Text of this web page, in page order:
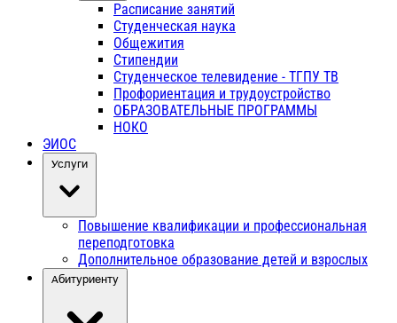
Расписание занятий
Студенческая наука
Общежития
Стипендии
Студенческое телевидение - ТГПУ ТВ
Профориентация и трудоустройство
ОБРАЗОВАТЕЛЬНЫЕ ПРОГРАММЫ
НОКО
ЭИОС
Услуги
Повышение квалификации и профессиональная
переподготовка
Дополнительное образование детей и взрослых
Абитуриенту